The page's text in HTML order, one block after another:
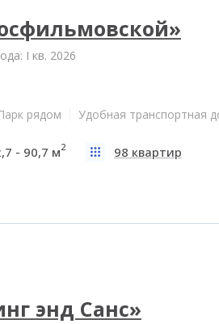
I кв. 2026
рядом Удобная транспортная
- 90,7 м2 98 квартир
энд Санс»